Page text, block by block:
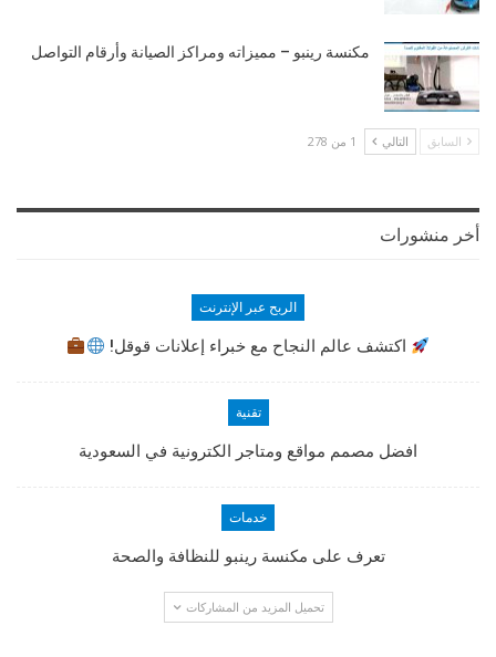
مكنسة رينبو – مميزاته ومراكز الصيانة وأرقام التواصل
السابق التالي 1 من 278
أخر منشورات
الربح عبر الإنترنت
اكتشف عالم النجاح مع خبراء إعلانات قوقل!
تقنية
افضل مصمم مواقع ومتاجر الكترونية في السعودية
خدمات
تعرف على مكنسة رينبو للنظافة والصحة
تحميل المزيد من المشاركات